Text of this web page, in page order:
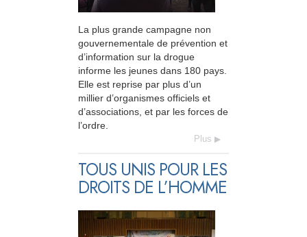
La plus grande campagne non
gouvernementale de prévention et
d’information sur la drogue
informe les jeunes dans 180 pays.
Elle est reprise par plus d’un
millier d’organismes officiels et
d’associations, et par les forces de
l’ordre.
Plus
TOUS UNIS POUR LES
DROITS DE L’HOMME